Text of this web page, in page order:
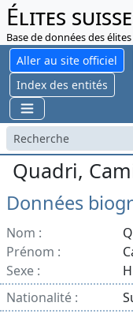
Élites
Base de données des
Aller au site officiel
Index des entités
Quadri,
Données
Nom :
Prénom :
Sexe :
H
Nationalité :